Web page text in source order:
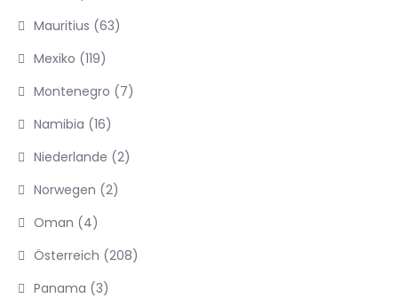
Mauritius (63)
Mexiko (119)
Montenegro (7)
Namibia (16)
Niederlande (2)
Norwegen (2)
Oman (4)
Österreich (208)
Panama (3)